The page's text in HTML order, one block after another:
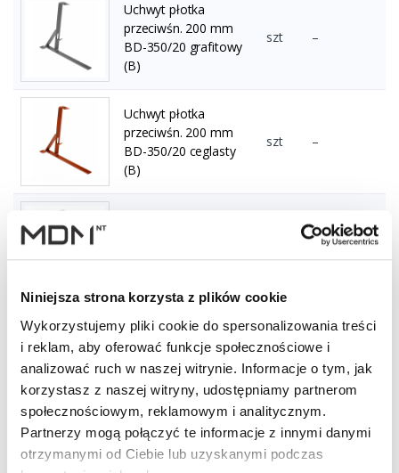
Niniejsza strona korzysta z plików cookie
Wykorzystujemy pliki cookie do spersonalizowania treści
i reklam, aby oferować funkcje społecznościowe i
analizować ruch w naszej witrynie. Informacje o tym, jak
korzystasz z naszej witryny, udostępniamy partnerom
społecznościowym, reklamowym i analitycznym.
Partnerzy mogą połączyć te informacje z innymi danymi
otrzymanymi od Ciebie lub uzyskanymi podczas
Uchwyt płotka
przeciwśn. 200 mm
BD-350/20 grafitowy
(B)
szt –
Uchwyt płotka
przeciwśn. 200 mm
BD-350/20 ceglasty
(B)
szt –
BD-350/20
Uchwyt płotka
przeciwśn. 200 mm
BD-350/20 brązowy
(B)
szt –
Uchwyt płotka
przeciwśn. 200 mm
BD-350/20
szt –